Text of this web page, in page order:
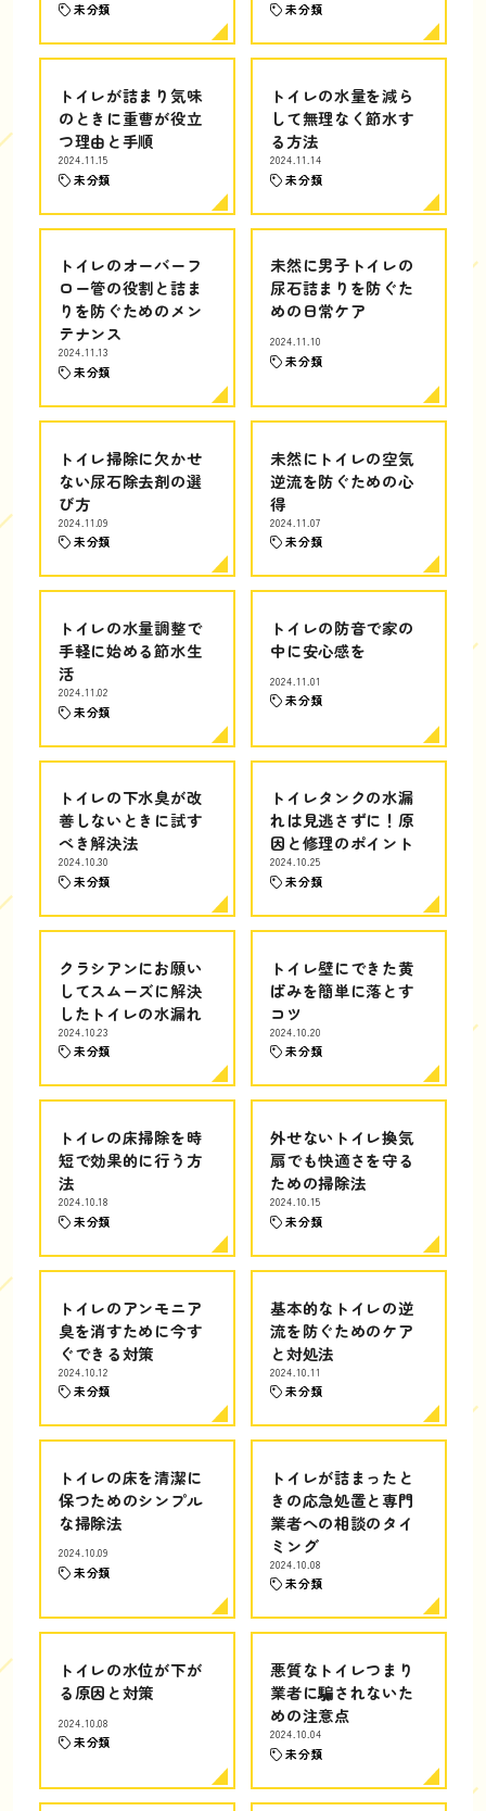
未分類 未分類
トイレが詰まり気味
のときに重曹が役立
つ理由と手順
2024.11.15
未分類
トイレの水量を減ら
して無理なく節水す
る方法
2024.11.14
未分類
トイレのオーバーフ
ロー管の役割と詰ま
りを防ぐためのメン
テナンス
2024.11.13
未分類
未然に男子トイレの
尿石詰まりを防ぐた
めの日常ケア
2024.11.10
未分類
トイレ掃除に欠かせ
ない尿石除去剤の選
び方
2024.11.09
未分類
未然にトイレの空気
逆流を防ぐための心
得
2024.11.07
未分類
トイレの水量調整で
手軽に始める節水生
活
2024.11.02
未分類
トイレの防音で家の
中に安心感を
2024.11.01
未分類
トイレの下水臭が改
善しないときに試す
べき解決法
2024.10.30
未分類
トイレタンクの水漏
れは見逃さずに！原
因と修理のポイント
2024.10.25
未分類
クラシアンにお願い
してスムーズに解決
したトイレの水漏れ
2024.10.23
未分類
トイレ壁にできた黄
ばみを簡単に落とす
コツ
2024.10.20
未分類
トイレの床掃除を時
短で効果的に行う方
法
2024.10.18
未分類
外せないトイレ換気
扇でも快適さを守る
ための掃除法
2024.10.15
未分類
トイレのアンモニア
臭を消すために今す
ぐできる対策
2024.10.12
未分類
基本的なトイレの逆
流を防ぐためのケア
と対処法
2024.10.11
未分類
トイレの床を清潔に
保つためのシンプル
な掃除法
2024.10.09
未分類
トイレが詰まったと
きの応急処置と専門
業者への相談のタイ
ミング
2024.10.08
未分類
トイレの水位が下が
る原因と対策
2024.10.08
未分類
悪質なトイレつまり
業者に騙されないた
めの注意点
2024.10.04
未分類